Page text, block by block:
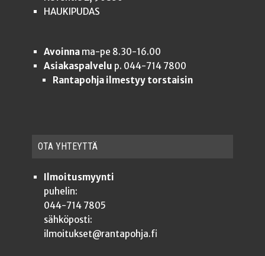
HAUKIPUDAS
Avoinnama-pe 8.30-16.00
Asiakaspalvelu p. 044-714 7800
Rantapohja ilmestyy torstaisin
OTA YHTEYT­TÄ
Ilmoitusmyynti
puhelin:
044-714 7805
sähköposti:
ilmoitukset@rantapohja.fi